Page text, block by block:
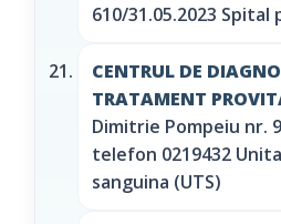
610/31.05.2023 Spital
CENTRUL DE
TRATAMENT
Dimitrie Pompeiu nr.
telefon 0219432
sanguina (UTS)